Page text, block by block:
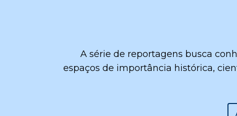
A série de reportagens busca
espaços de importância histórica,